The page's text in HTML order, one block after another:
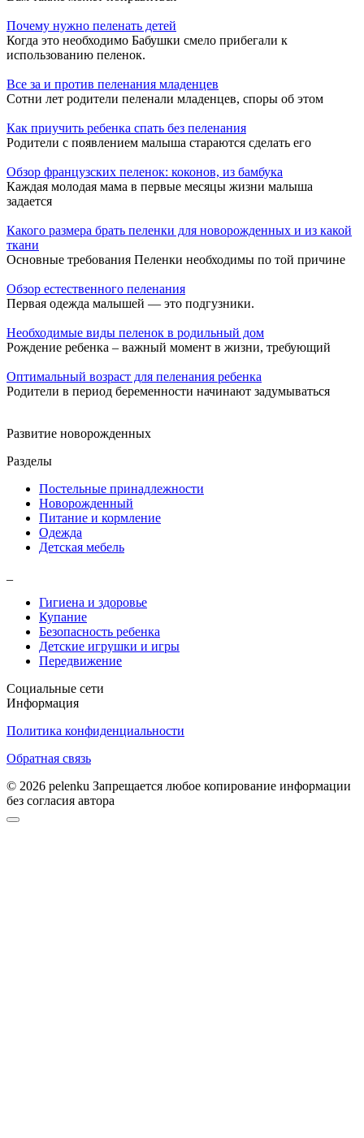
Почему нужно пеленать детей
Когда это необходимо Бабушки смело прибегали к
использованию пеленок.
Все за и против пеленания младенцев
Сотни лет родители пеленали младенцев, споры об этом
Как приучить ребенка спать без пеленания
Родители с появлением малыша стараются сделать его
Обзор французских пеленок: коконов, из бамбука
Каждая молодая мама в первые месяцы жизни малыша
задается
Какого размера брать пеленки для новорожденных и из какой
ткани
Основные требования Пеленки необходимы по той причине
Обзор естественного пеленания
Первая одежда малышей — это подгузники.
Необходимые виды пеленок в родильный дом
Рождение ребенка – важный момент в жизни, требующий
Оптимальный возраст для пеленания ребенка
Родители в период беременности начинают задумываться
Развитие новорожденных
Разделы
Постельные принадлежности
Новорожденный
Питание и кормление
Одежда
Детская мебель
Гигиена и здоровье
Купание
Безопасность ребенка
Детские игрушки и игры
Передвижение
Социальные сети
Информация
Политика конфиденциальности
Обратная связь
© 2026 pelenku Запрещается любое копирование информации
без согласия автора